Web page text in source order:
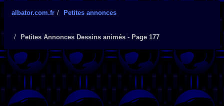
albator.com.fr Petites annonces
Petites Annonces Dessins animés - Page 177